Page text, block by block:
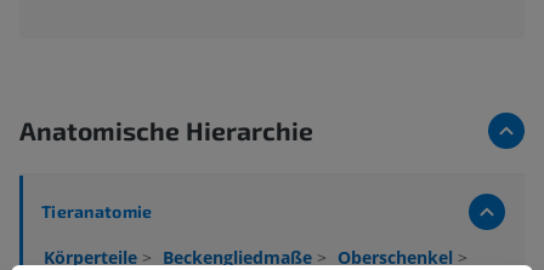
Anatomische Hierarchie
Tieranatomie
Körperteile > Beckengliedmaße > Oberschenkel >